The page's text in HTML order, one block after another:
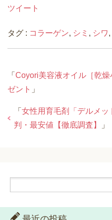
ツイート
タグ : コラーゲン, シミ , シワ,
「 Coyori美容液オイル［乾
ゼント 」
「 女性用育毛剤「デルメ
判・最安値【徹底調査】
」